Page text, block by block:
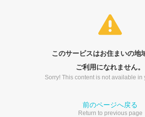
このサービスはお住まいの地
ご利用になれません。
Sorry! This content is not available in
前のページへ戻る
Return to previous page